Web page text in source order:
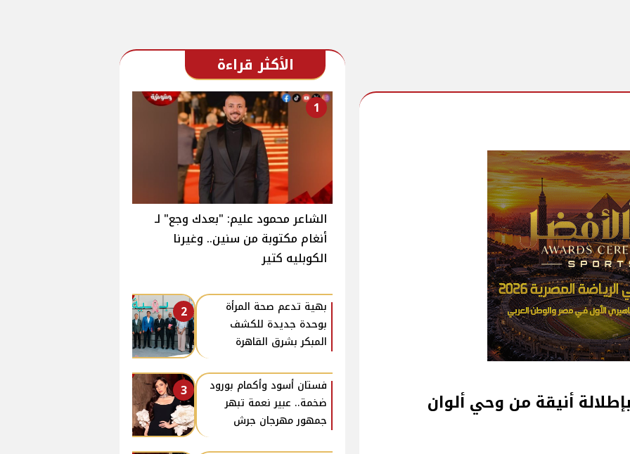
أنيقة من وحي ألوان
الأكثر قراءة
1
الشاعر محمود عليم: "بعدك وجع" لـ
أنغام مكتوبة من سنين.. وغيرنا
الكوبليه كتير
2
بهية تدعم صحة المرأة
بوحدة جديدة للكشف
المبكر بشرق القاهرة
3
فستان أسود وأكمام بورود
ضخمة.. عبير نعمة تبهر
جمهور مهرجان جرش